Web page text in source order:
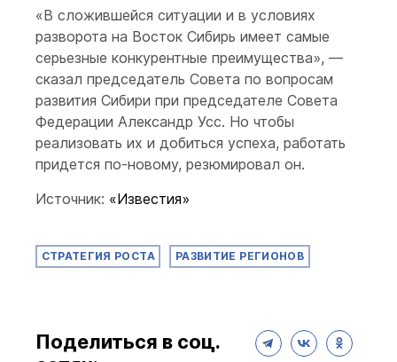
«В сложившейся ситуации и в условиях
разворота на Восток Сибирь имеет самые
серьезные конкурентные преимущества», —
сказал председатель Совета по вопросам
развития Сибири при председателе Совета
Федерации Александр Усс. Но чтобы
реализовать их и добиться успеха, работать
придется по-новому, резюмировал он.
Источник: «Известия»
СТРАТЕГИЯ РОСТА РАЗВИТИЕ РЕГИОНОВ
Поделиться в соц.